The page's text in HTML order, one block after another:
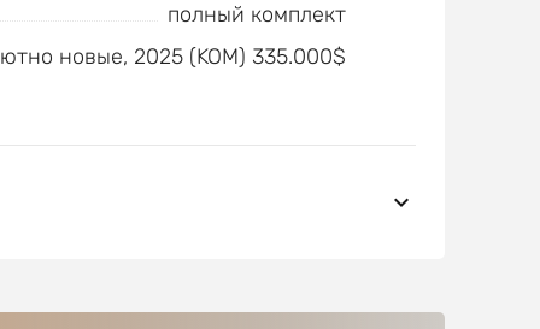
полный комплект
новые, 2025 (KOM) 335.000$